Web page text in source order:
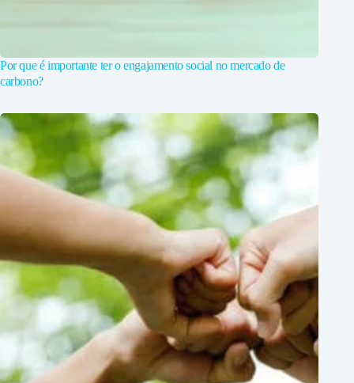
Por que é importante ter o engajamento social no mercado de
carbono?